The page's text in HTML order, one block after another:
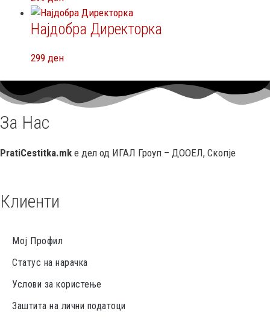
Најдобра Директорка
299 ден
За Нас
PratiCestitka.mk е дел од ИГАЛ Гроуп – ДООЕЛ, Скопје
Клиенти
Мој Профил
Статус на нарачка
Услови за користење
Заштита на лични податоци